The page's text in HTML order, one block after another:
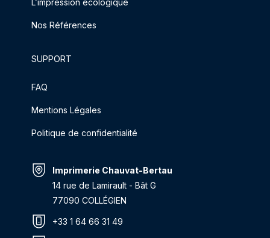
L’impression écologique
Nos Références
SUPPORT
FAQ
Mentions Légales
Politique de confidentialité
Imprimerie Chauvat-Bertau
14 rue de Lamirault - Bât G
77090 COLLÉGIEN
+33 1 64 66 31 49